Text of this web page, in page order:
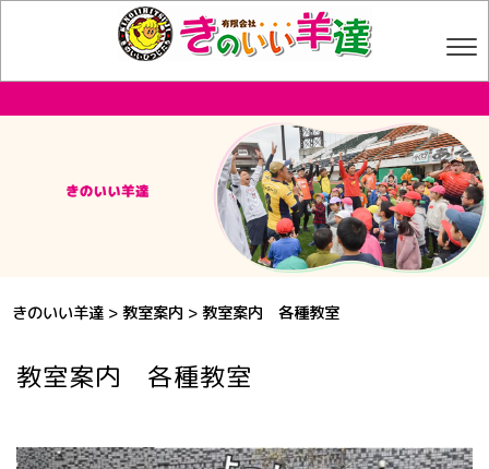
きのいい羊達 >教室案内 >教室案内 各種教室
教室案内 各種教室